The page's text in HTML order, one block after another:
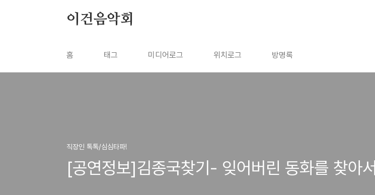
이건음악회
홈 태그 미디어로그 위치로그 방명록
직장인 톡톡/심심타파!
[공연정보]김종국찾기- 잊어버린 동화를 찾아서